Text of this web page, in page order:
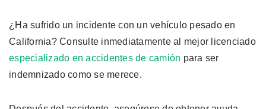
¿Ha sufrido un incidente con un vehículo pesado en
California? Consulte inmediatamente al mejor licenciado
especializado en accidentes de camión para ser
indemnizado como se merece.